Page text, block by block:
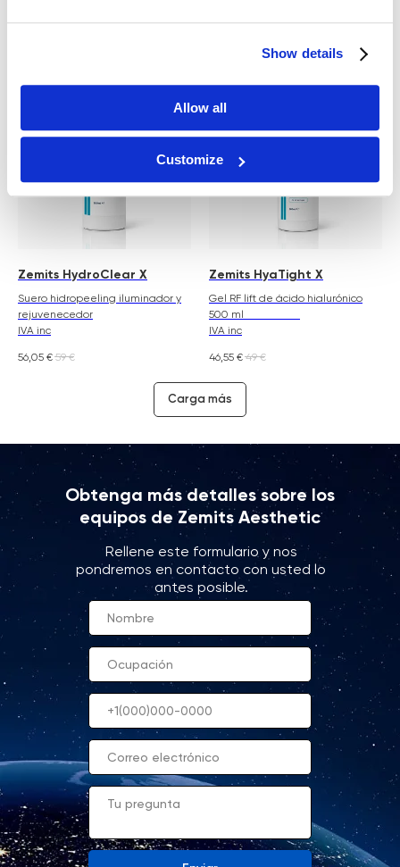
Show details
Allow all
Customize
IVA inc
IVA inc
Zemits HydroClear X
Suero hidropeeling iluminador y
rejuvenecedor
IVA inc
56,05 € 59 €
Zemits HyaTight X
Gel RF lift de ácido hialurónico
500 ml
IVA inc
46,55 € 49 €
Carga más
Obtenga más detalles sobre los
equipos de Zemits Aesthetic
Rellene este formulario y nos
pondremos en contacto con usted lo
antes posible.